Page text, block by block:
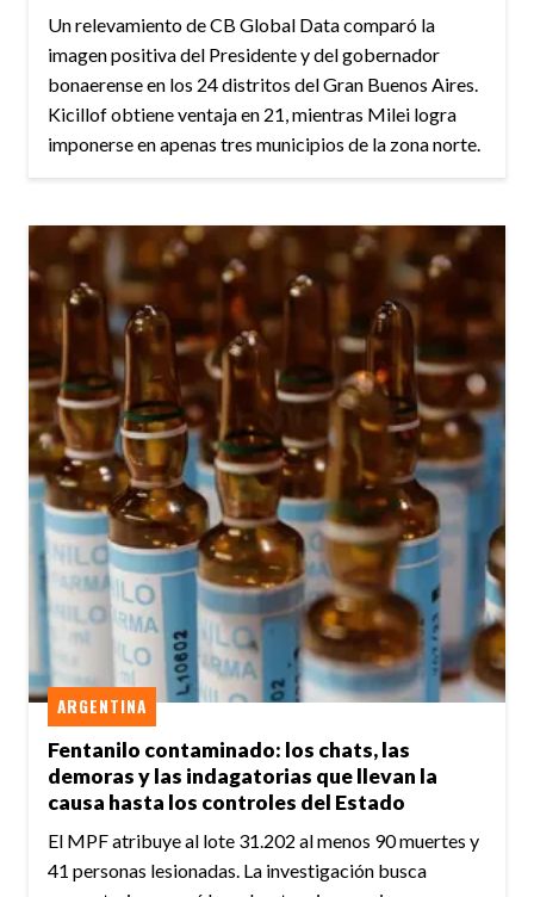
Un relevamiento de CB Global Data comparó la
imagen positiva del Presidente y del gobernador
bonaerense en los 24 distritos del Gran Buenos Aires.
Kicillof obtiene ventaja en 21, mientras Milei logra
imponerse en apenas tres municipios de la zona norte.
Fentanilo contaminado: los chats, las
demoras y las indagatorias que llevan la
causa hasta los controles del Estado
ARGENTINA
El MPF atribuye al lote 31.202 al menos 90 muertes y
41 personas lesionadas. La investigación busca